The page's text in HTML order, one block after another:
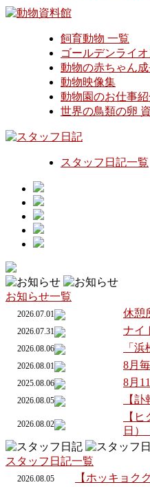
飼育動物 一覧
ゴールデンライ
動物の赤ちゃん
動物映像集
動物園のお仕事紹
世界の鳥類の卵
スタッフ日記一覧
お知らせ一覧
2026.07.01 休憩
2026.07.31 ナイ
2026.08.06 「
2026.08.01 8月
2025.08.06 8月
2026.08.05 【
2026.08.02
【
日）
スタッフ日記一覧
2026.08.05 【ホッキョク